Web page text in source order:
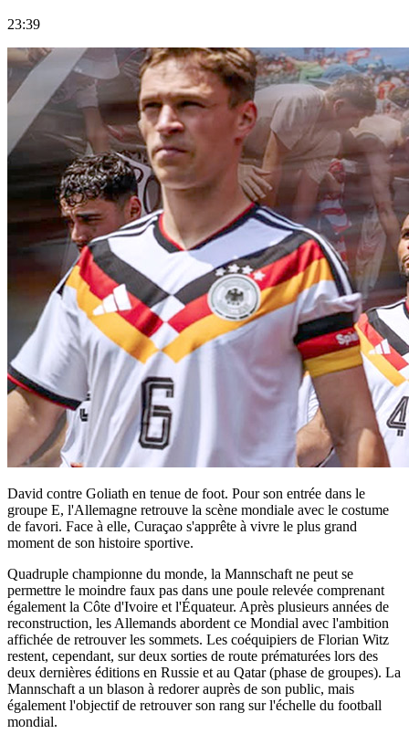
23:39
David contre Goliath en tenue de foot. Pour son entrée dans le
groupe E, l'Allemagne retrouve la scène mondiale avec le costume
de favori. Face à elle, Curaçao s'apprête à vivre le plus grand
moment de son histoire sportive.
Quadruple championne du monde, la Mannschaft ne peut se
permettre le moindre faux pas dans une poule relevée comprenant
également la Côte d'Ivoire et l'Équateur. Après plusieurs années de
reconstruction, les Allemands abordent ce Mondial avec l'ambition
affichée de retrouver les sommets. Les coéquipiers de Florian Witz
restent, cependant, sur deux sorties de route prématurées lors des
deux dernières éditions en Russie et au Qatar (phase de groupes). La
Mannschaft a un blason à redorer auprès de son public, mais
également l'objectif de retrouver son rang sur l'échelle du football
mondial.